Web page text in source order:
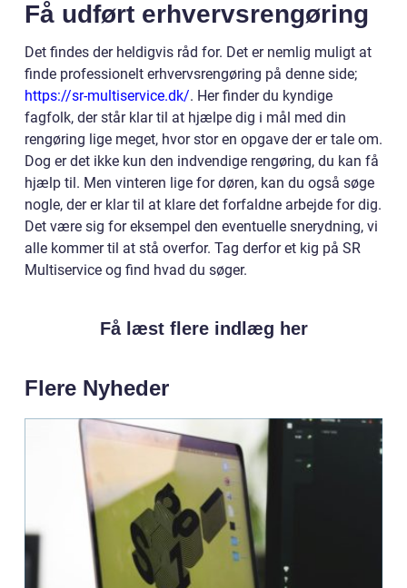
Få udført erhvervsrengøring
Det findes der heldigvis råd for. Det er nemlig muligt at
finde professionelt erhvervsrengøring på denne side;
https://sr-multiservice.dk/. Her finder du kyndige
fagfolk, der står klar til at hjælpe dig i mål med din
rengøring lige meget, hvor stor en opgave der er tale om.
Dog er det ikke kun den indvendige rengøring, du kan få
hjælp til. Men vinteren lige for døren, kan du også søge
nogle, der er klar til at klare det forfaldne arbejde for dig.
Det være sig for eksempel den eventuelle snerydning, vi
alle kommer til at stå overfor. Tag derfor et kig på SR
Multiservice og find hvad du søger.
Få læst flere indlæg her
Flere Nyheder